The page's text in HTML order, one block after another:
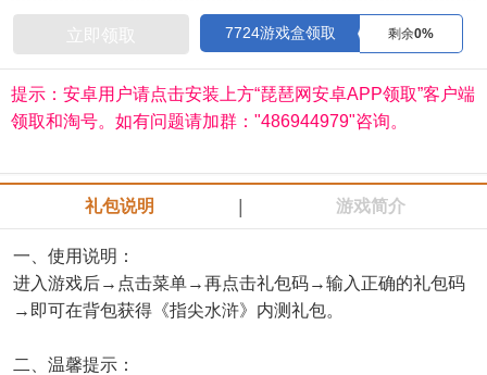
立即领取 7724游戏盒领取 剩余0%
提示：安卓用户请点击安装上方“琵琶网安卓APP领取”客户端
领取和淘号。如有问题请加群："486944979"咨询。
礼包说明 游戏简介
一、使用说明：
进入游戏后→点击菜单→再点击礼包码→输入正确的礼包码
→即可在背包获得《指尖水浒》内测礼包。
二、温馨提示：